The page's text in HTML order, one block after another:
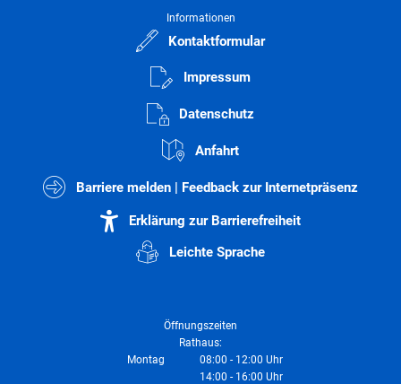
Informationen
Kontaktformular
Impressum
Datenschutz
Anfahrt
Barriere melden | Feedback zur Internetpräsenz
Erklärung zur Barrierefreiheit
Leichte Sprache
Öffnungszeiten
Rathaus:
Montag
08:00 - 12:00 Uhr
Von 08:00 bis 12:00 Uhr
14:00 - 16:00 Uhr